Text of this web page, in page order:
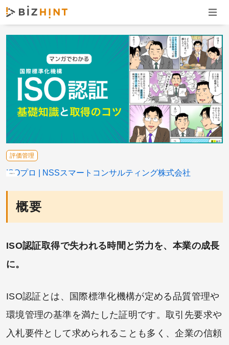
ナビ
概要
ISO認証取得で失われる時間と労力を、本業の成長
に。
ISO認証とは、国際標準化機構が定める品質管理や
環境管理の基準を満たした証明です。取引先要求や
入札要件として求められることも多く、企業の信頼
評価管理
ISOプロ NSSスマートコンサルティング株式会社